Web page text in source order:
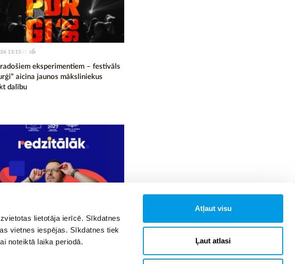
lietotāja ierīcē. Sīkdatnes
vietnes iespējas. Sīkdatnes tiek
noteiktā laika periodā.
Atļaut visu
Ļaut atlasi
eksperimentiem – festivāls
aicina jaunos māksliniekus
dalību
13:1531
raidieraksts par izglītību Latvijā –
tālāk!”